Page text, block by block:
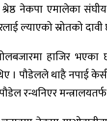
नेकपा एमालेका
ल्याएको स्रोतको दावी
हाजिर भएका
। पौडेलले थाहै नपाई
रन्थनिएर